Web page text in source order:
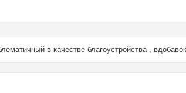
в качестве благоустройства ,